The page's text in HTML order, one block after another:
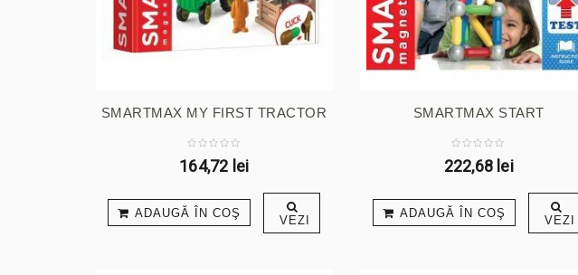
SMARTMAX MY FIRST TRACTOR
164,72 lei
ADAUGĂ ÎN COŞ VEZI
SMARTMAX START
222,68 lei
ADAUGĂ ÎN COŞ VEZI